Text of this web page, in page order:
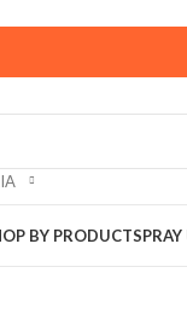
18 August,
BY PRODUCTSPRAY